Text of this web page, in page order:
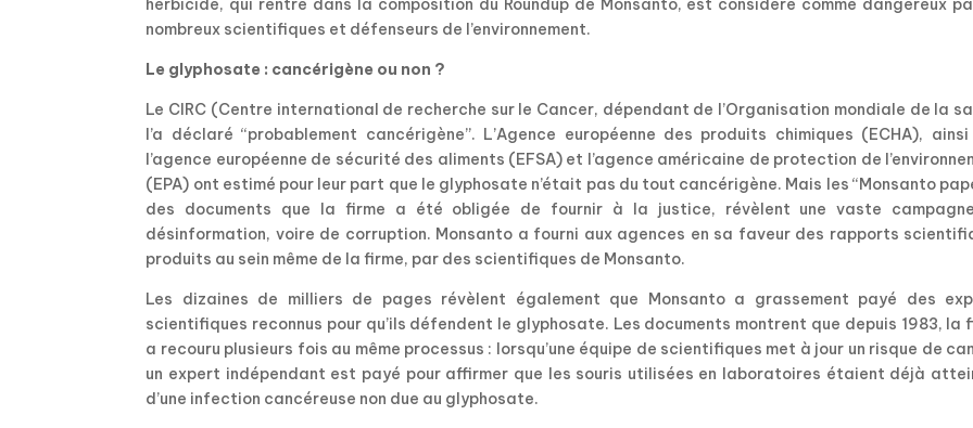
herbicide, qui rentre dans la composition du Roundup de Monsanto, est considéré comme dangereux
nombreux scientifiques et défenseurs de l’environnement.
Le glyphosate : cancérigène ou non ?
Le CIRC (Centre international de recherche sur le Cancer, dépendant de l’Organisation mondiale de la
l’a déclaré “probablement cancérigène”. L’Agence européenne des produits chimiques (ECHA),
l’agence européenne de sécurité des aliments (EFSA) et l’agence américaine de protection de
(EPA) ont estimé pour leur part que le glyphosate n’était pas du tout cancérigène. Mais les “Monsanto
des documents que la firme a été obligée de fournir à la justice, révèlent une vaste
désinformation, voire de corruption. Monsanto a fourni aux agences en sa faveur des rapports
produits au sein même de la firme, par des scientifiques de Monsanto.
Les dizaines de milliers de pages révèlent également que Monsanto a grassement payé des
scientifiques reconnus pour qu’ils défendent le glyphosate. Les documents montrent que depuis 1983, la
a recouru plusieurs fois au même processus : lorsqu’une équipe de scientifiques met à jour un risque de
un expert indépendant est payé pour affirmer que les souris utilisées en laboratoires étaient déjà
d’une infection cancéreuse non due au glyphosate.